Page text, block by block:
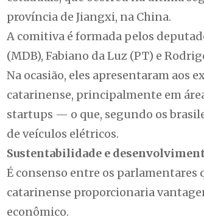
província de Jiangxi, na China.
A comitiva é formada pelos
(MDB), Fabiano da Luz (PT) e
Na ocasião, eles apresentaram aos
catarinense, principalmente em
startups — o que, segundo os
de veículos elétricos.
Sustentabilidade e
É consenso entre os parlamentares
catarinense proporcionaria
econômico.